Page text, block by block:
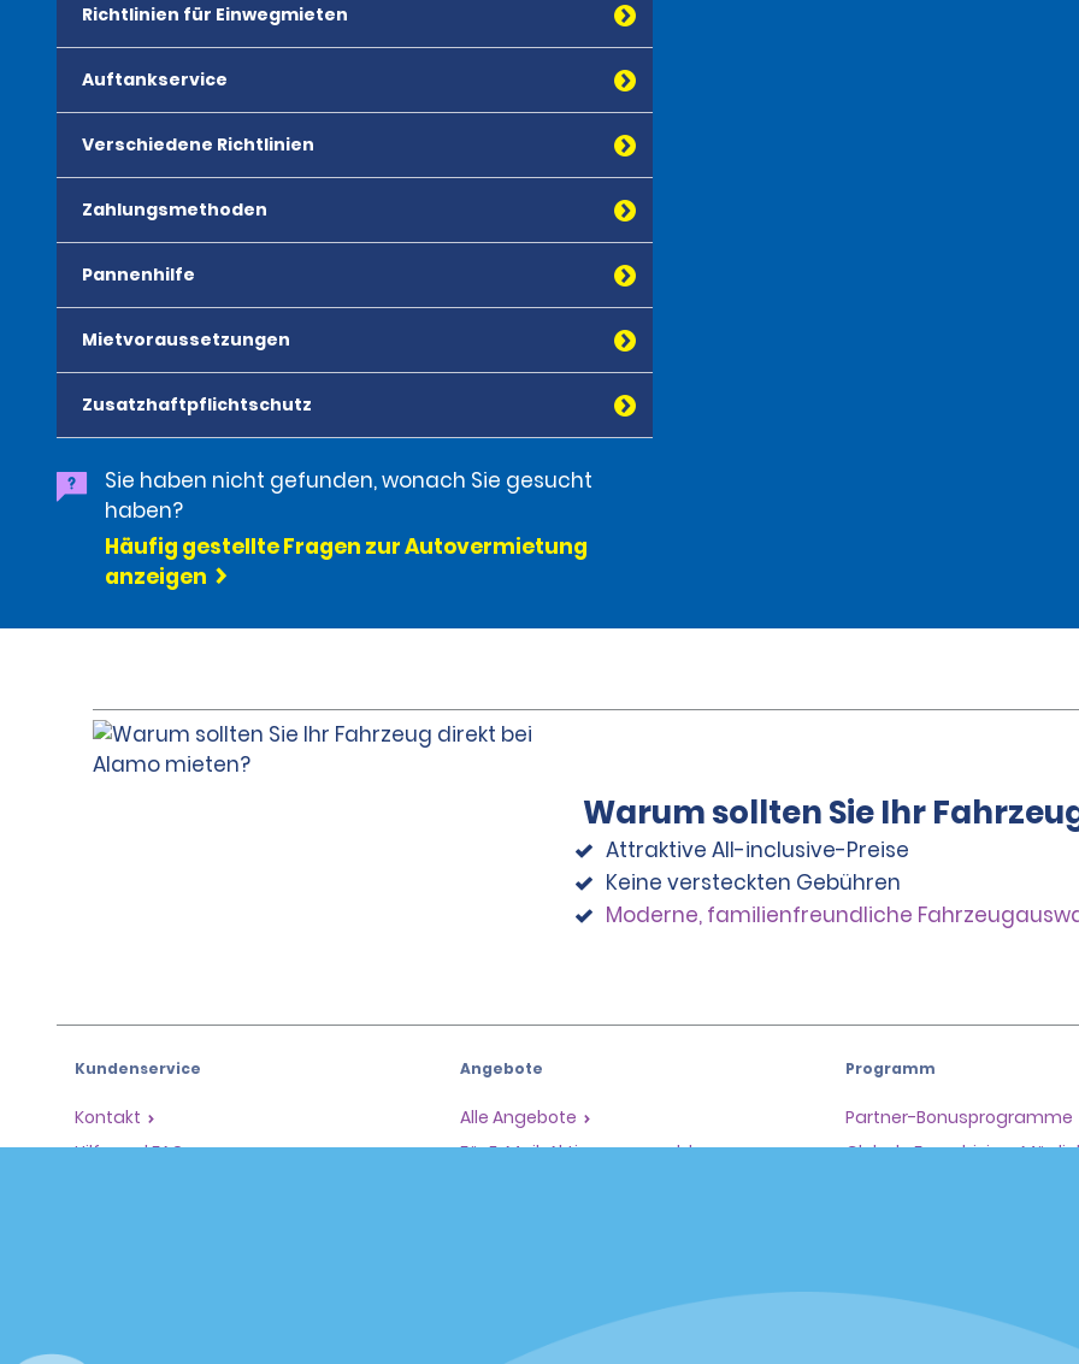
Richtlinien für Einwegmieten
Auftankservice
Verschiedene Richtlinien
Zahlungsmethoden
Pannenhilfe
Mietvoraussetzungen
Zusatzhaftpflichtschutz
Sie haben nicht gefunden, wonach Sie gesucht
haben?
Häufig gestellte Fragen zur Autovermietung
anzeigen
Warum sollten Sie Ihr
Attraktive All-inclusive-Preise
Keine versteckten Gebühren
Moderne, familienfreundliche
Kundenservice
Kontakt
Hilfe und FAQ
Angebote
Alle Angebote
Für E-Mail-Aktionen anmelden
Programm
Partner-Bonusprogramme
Globale Franchising-
Karriere